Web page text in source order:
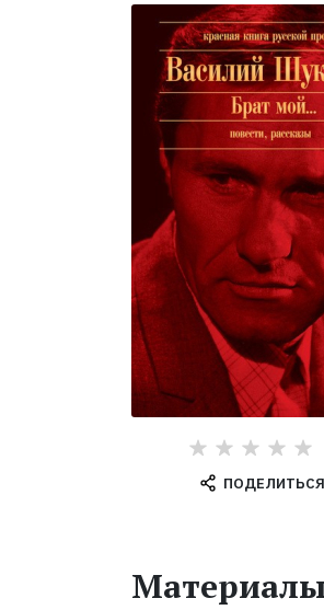
ПОДЕЛИТЬСЯ
Материалы